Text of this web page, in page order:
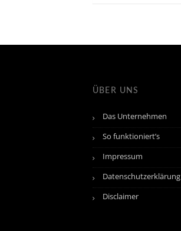
ÜBER UNS
Das Unternehmen
So funktioniert’s
Impressum
Datenschutzerklärung
Disclaimer